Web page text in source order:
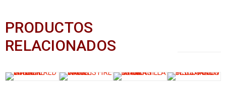
PRODUCTOS
RELACIONADOS